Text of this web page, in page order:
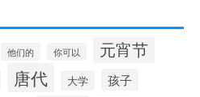
他们的 你可以 元宵节
唐代 大学 孩子